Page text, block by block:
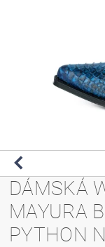
DÁMSKÁ
MAYURA
PYTHON